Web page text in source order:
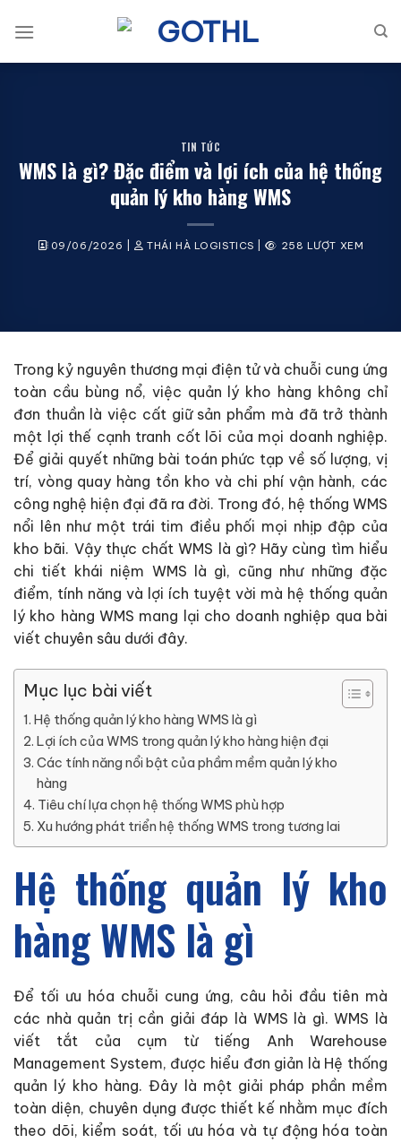
qua
TIN TỨC
WMS là gì? Đặc điểm và lợi ích của hệ thống
quản lý kho hàng WMS
09/06/2026 | THÁI HÀ LOGISTICS | 258 LƯỢT XEM
Trong kỷ nguyên thương mại điện tử và chuỗi cung ứng
toàn cầu bùng nổ, việc quản lý kho hàng không chỉ
đơn thuần là việc cất giữ sản phẩm mà đã trở thành
một lợi thế cạnh tranh cốt lõi của mọi doanh nghiệp.
Để giải quyết những bài toán phức tạp về số lượng, vị
trí, vòng quay hàng tồn kho và chi phí vận hành, các
công nghệ hiện đại đã ra đời. Trong đó, hệ thống WMS
nổi lên như một trái tim điều phối mọi nhịp đập của
kho bãi. Vậy thực chất WMS là gì? Hãy cùng tìm hiểu
chi tiết khái niệm WMS là gì, cũng như những đặc
điểm, tính năng và lợi ích tuyệt vời mà hệ thống quản
lý kho hàng WMS mang lại cho doanh nghiệp qua bài
viết chuyên sâu dưới đây.
Mục lục bài viết
Hệ thống quản lý kho hàng WMS là gì
Lợi ích của WMS trong quản lý kho hàng hiện đại
Các tính năng nổi bật của phầm mềm quản lý kho
hàng
Tiêu chí lựa chọn hệ thống WMS phù hợp
Xu hướng phát triển hệ thống WMS trong tương lai
Hệ thống quản lý kho
hàng WMS là gì
Để tối ưu hóa chuỗi cung ứng, câu hỏi đầu tiên mà
các nhà quản trị cần giải đáp là WMS là gì. WMS là
viết tắt của cụm từ tiếng Anh Warehouse
Management System, được hiểu đơn giản là Hệ thống
quản lý kho hàng. Đây là một giải pháp phần mềm
toàn diện, chuyên dụng được thiết kế nhằm mục đích
theo dõi, kiểm soát, tối ưu hóa và tự động hóa toàn